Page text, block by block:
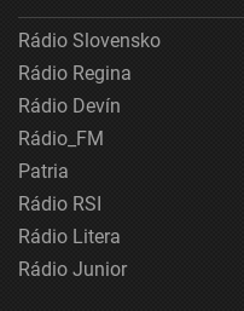
Rádio Slovensko
Rádio Regina
Rádio Devín
Rádio_FM
Patria
Rádio RSI
Rádio Litera
Rádio Junior